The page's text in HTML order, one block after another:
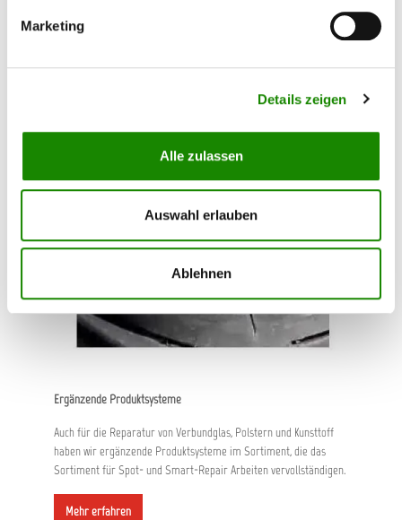
Marketing
Details zeigen
Alle zulassen
Auswahl erlauben
Ablehnen
Zum Shop
Ergänzende Produktsysteme
Auch für die Reparatur von Verbundglas, Polstern und Kunsttoff
haben wir ergänzende Produktsysteme im Sortiment, die das
Sortiment für Spot- und Smart-Repair Arbeiten vervollständigen.
Mehr erfahren